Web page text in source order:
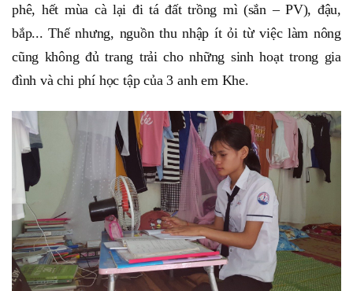
phê, hết mùa cà lại đi tá đất trồng mì (sắn – PV), đậu,
bắp... Thế nhưng, nguồn thu nhập ít ỏi từ việc làm nông
cũng không đủ trang trải cho những sinh hoạt trong gia
đình và chi phí học tập của 3 anh em Khe.